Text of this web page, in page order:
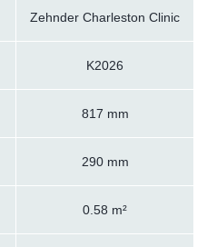
Zehnder Charleston Clinic
K2026
817 mm
290 mm
0.58 m²